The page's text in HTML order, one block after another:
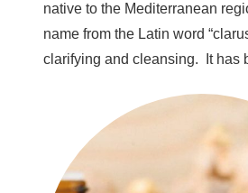
native to the Mediterranean
name from the Latin word
clarifying and cleansing. It has